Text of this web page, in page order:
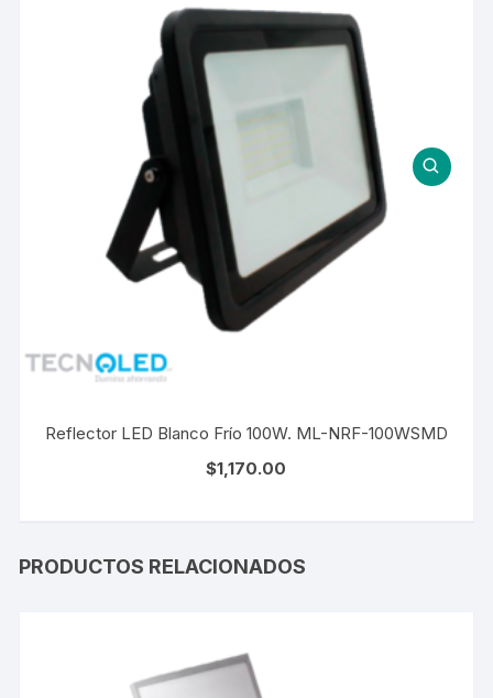
Reflector LED Blanco Frío 100W. ML-NRF-100WSMD
$1,170.00
PRODUCTOS RELACIONADOS